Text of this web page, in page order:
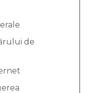
de